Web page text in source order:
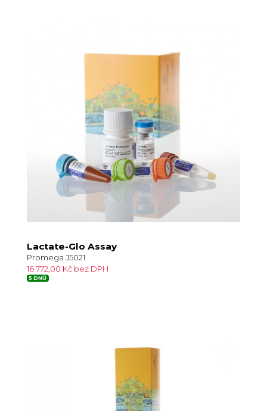
Lactate-Glo Assay
Promega J5021
16 772,00 Kč bez DPH
5 DNŮ